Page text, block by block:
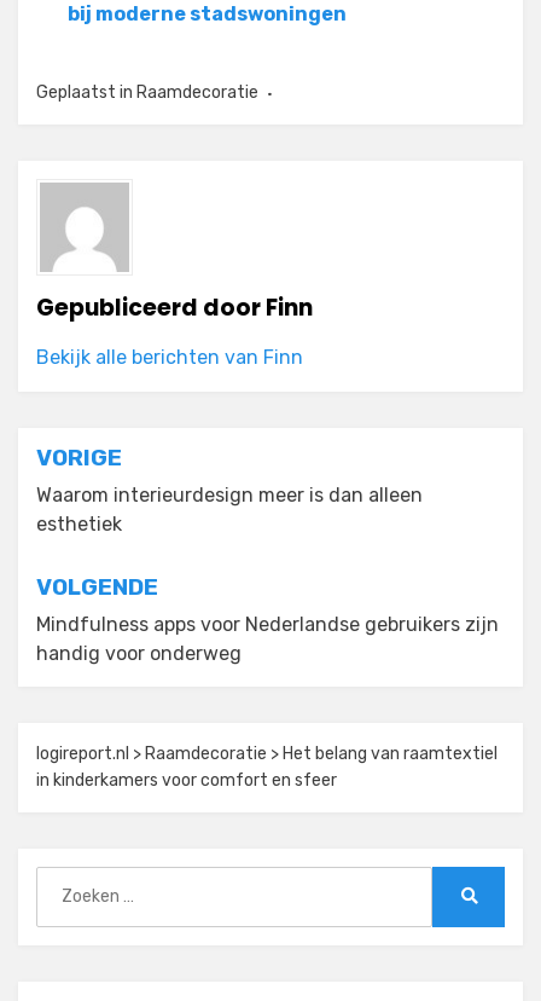
bij moderne stadswoningen
Geplaatst in Raamdecoratie
Gepubliceerd doorFinn
Bekijk alle berichten van Finn
Bericht
navigatie
VORIGE
Waarom interieurdesign meer is dan alleen
esthetiek
VOLGENDE
Mindfulness apps voor Nederlandse gebruikers zijn
handig voor onderweg
logireport.nl > Raamdecoratie > Het belang van raamtextiel
in kinderkamers voor comfort en sfeer
naar: